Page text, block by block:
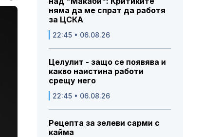
няма да ме спрат да работя
за ЦСКА
22:45 • 06.08.26
Целулит - защо се появява и
какво наистина работи
срещу него
22:45 • 06.08.26
Рецепта за зелеви сарми с
кайма